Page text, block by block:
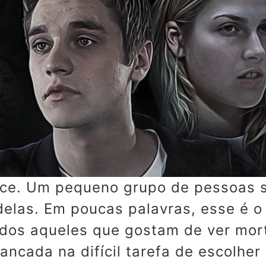
Um pequeno grupo de pessoas
Em poucas palavras, esse é
aqueles que gostam de ver
na difícil tarefa de